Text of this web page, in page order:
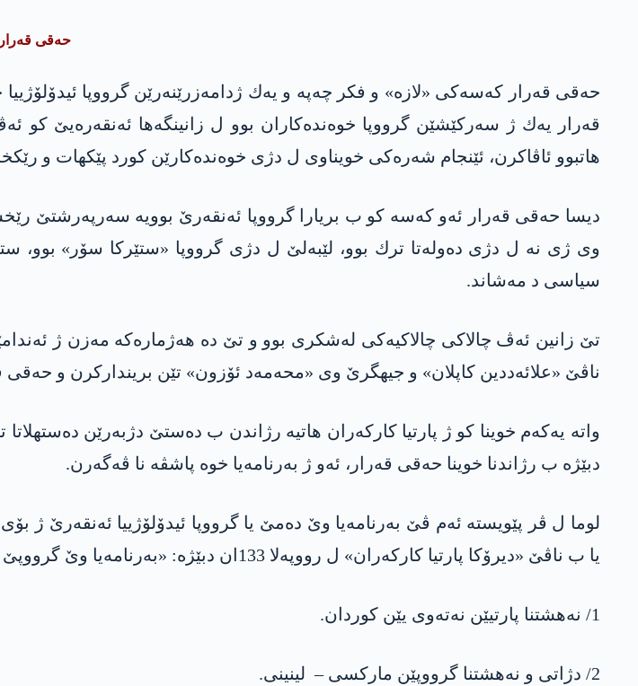
حه‌قى قه‌رار
حه‌قی قه‌رار كه‌سه‌كی «لازه»‌ و فكر چه‌په‌ و یه‌ك ژدامه‌زرێنه‌رێن گرووپا
قه‌رار یه‌ك ژ سه‌ركێشێن گرو‌وپا خوه‌نده‌كاران بوو ل زانینگه‌ها ئه‌نقه‌ره‌یێ كو
هاتبوو ئاڤاكرن، ئێنجام شه‌ره‌كی خویناوى ل دژى خوه‌نده‌كارێن كورد پێكهات و
دیسا حه‌قی قه‌رار ئه‌و كه‌سه‌ كو ب بریارا گرووپا ئه‌نقه‌رێ بوویه‌ سه‌رپه‌رشتێ
وی ژی نه‌ ل دژی ده‌وله‌تا ترك بوو، لێبه‌لێ ل دژی گرووپا «ستێركا سۆر» بوو،
سیاسی د مه‌شاند.
تێ زانین ئه‌ڤ چالاكی‌ چالاكیه‌كی له‌شكرى بوو و تێ ده‌ هه‌ژماره‌كه‌ مه‌زن ژ
ناڤێ «علائه‌ددین كاپلان» و جیهگرێ وی «محه‌مه‌د ئۆزون» تێن برینداركرن و
واته‌ یه‌كه‌م خوینا كو ژ پارتیا كاركه‌ران هاتیه‌ رژاندن ب ده‌ستێ دژبه‌رێن
دبێژه‌ ب رژاندنا خوینا حه‌قی قه‌رار، ئه‌و ژ به‌رنامه‌یا خوه‌ پاشڤه‌ نا ڤه‌گه‌رن.
لوما ل ڤر پێویسته‌ ئه‌م ڤێ به‌رنامه‌یا وێ ده‌مێ یا گرووپا ئیدۆلۆژییا ئه‌نقه‌رێ
یا ب ناڤێ «دیرۆكا پارتیا كاركه‌ران» ل رووپه‌لا 133ان دبێژه‌: «به‌رنامه‌یا وێ گرووپێ ئه‌ڤ خالێن ل ژوور بوون:
1/ نه‌هشتنا پارتیێن نه‌ته‌وی یێن كوردان.
2/ دژاتى و نه‌هشتنا گرووپێن ماركسى – لینینى.